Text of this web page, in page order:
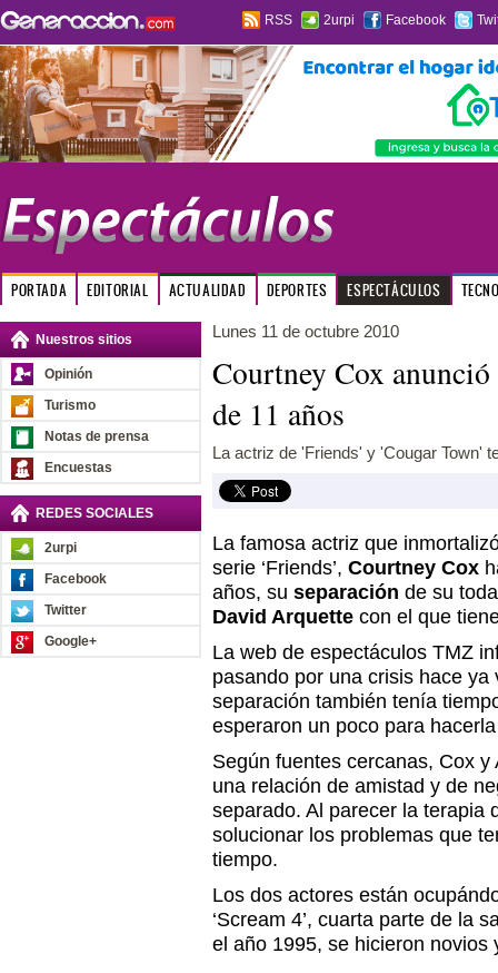
RSS 2urpi Facebook
PORTADA EDITORIAL ACTUALIDAD DEPORTES ESPECTÁCULOS
Nuestros sitios
Opinión
Turismo
Notas de prensa
Encuestas
REDES SOCIALES
2urpi
Facebook
Twitter
Google+
Lunes 11 de octubre 2010
Courtney Cox
de 11 años
La actriz de 'Friends' y 'Cougar Town'
La famosa actriz que
serie ‘Friends’, Courtney Cox
años, su separación de su
David Arquette con el que
La web de espectáculos TMZ
pasando por una crisis hace
separación también tenía
esperaron un poco para
Según fuentes cercanas, Cox
una relación de amistad y de
separado. Al parecer la terapia
solucionar los problemas que
tiempo.
Los dos actores están
‘Scream 4’, cuarta parte de la
el año 1995, se hicieron